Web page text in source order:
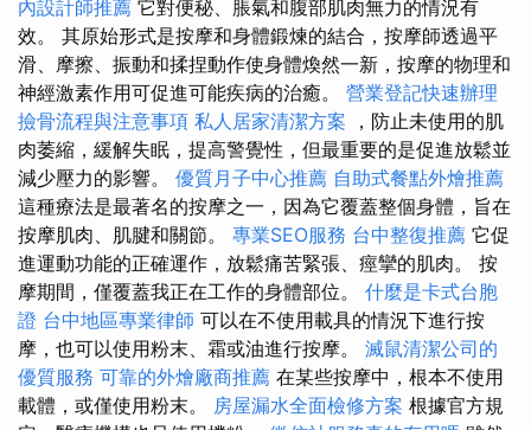
內設計師推薦 它對便秘、脹氣和腹部肌肉無力的情況有
效。 其原始形式是按摩和身體鍛煉的結合，按摩師透過平
滑、摩擦、振動和揉捏動作使身體煥然一新，按摩的物理和
神經激素作用可促進可能疾病的治癒。 營業登記快速辦理
撿骨流程與注意事項 私人居家清潔方案 ，防止未使用的肌
肉萎縮，緩解失眠，提高警覺性，但最重要的是促進放鬆並
減少壓力的影響。 優質月子中心推薦 自助式餐點外燴推薦
這種療法是最著名的按摩之一，因為它覆蓋整個身體，旨在
按摩肌肉、肌腱和關節。 專業SEO服務 台中整復推薦 它促
進運動功能的正確運作，放鬆痛苦緊張、痙攣的肌肉。 按
摩期間，僅覆蓋我正在工作的身體部位。 什麼是卡式台胞
證 台中地區專業律師 可以在不使用載具的情況下進行按
摩，也可以使用粉末、霜或油進行按摩。 滅鼠清潔公司的
優質服務 可靠的外燴廠商推薦 在某些按摩中，根本不使用
載體，或僅使用粉末。 房屋漏水全面檢修方案 根據官方規